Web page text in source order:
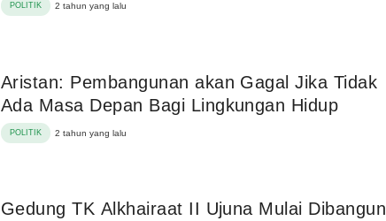
POLITIK 2 tahun yang lalu
Aristan: Pembangunan akan Gagal Jika Tidak
Ada Masa Depan Bagi Lingkungan Hidup
POLITIK 2 tahun yang lalu
Gedung TK Alkhairaat II Ujuna Mulai Dibangun